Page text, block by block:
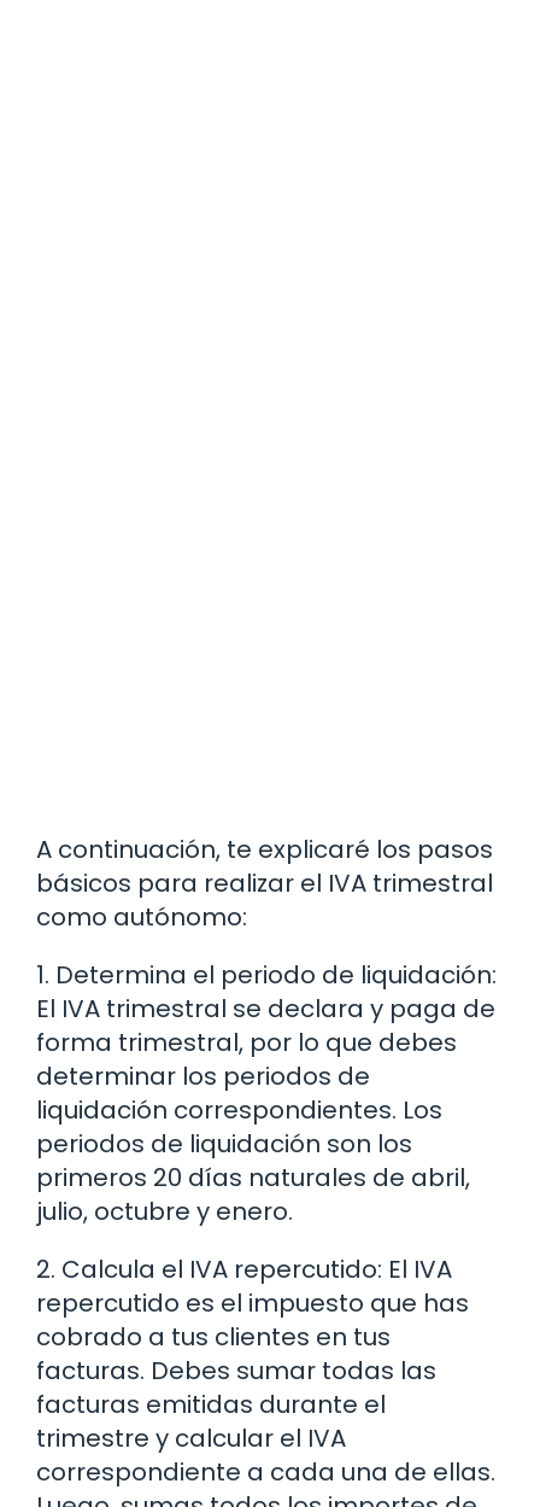
A continuación, te explicaré los pasos
básicos para realizar el IVA trimestral
como autónomo:
1. Determina el periodo de liquidación:
El IVA trimestral se declara y paga de
forma trimestral, por lo que debes
determinar los periodos de
liquidación correspondientes. Los
periodos de liquidación son los
primeros 20 días naturales de abril,
julio, octubre y enero.
2. Calcula el IVA repercutido: El IVA
repercutido es el impuesto que has
cobrado a tus clientes en tus
facturas. Debes sumar todas las
facturas emitidas durante el
trimestre y calcular el IVA
correspondiente a cada una de ellas.